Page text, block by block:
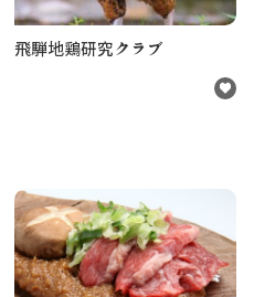
飛騨地鶏研究クラブ